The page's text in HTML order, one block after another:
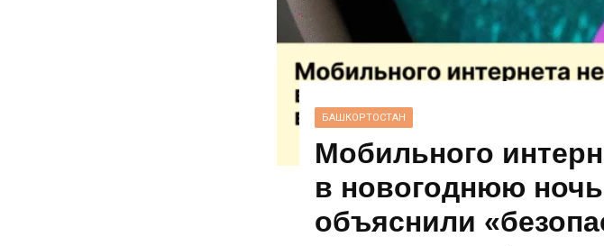
БАШКОРТОСТАН
Мобильного
в новогоднюю
объяснили